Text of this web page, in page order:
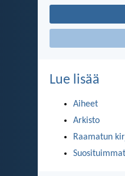
Lue lisää
Aiheet
Arkisto
Raamatun